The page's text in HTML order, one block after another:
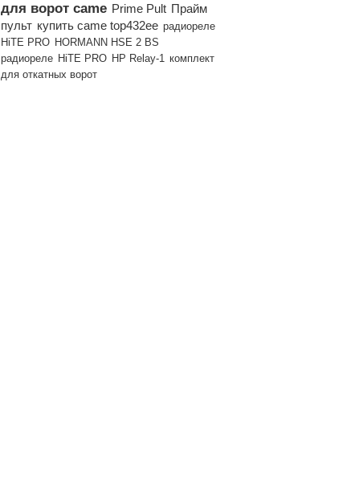
для ворот came Prime Pult Прайм
пульт купить came top432ee радиореле
HiTE PRO HORMANN HSE 2 BS
радиореле HiTE PRO HP Relay-1 комплект
для откатных ворот